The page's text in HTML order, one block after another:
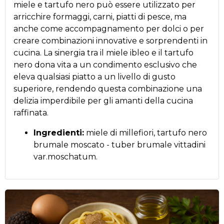
miele e tartufo nero può essere utilizzato per
arricchire formaggi, carni, piatti di pesce, ma
anche come accompagnamento per dolci o per
creare combinazioni innovative e sorprendenti in
cucina. La sinergia tra il miele ibleo e il tartufo
nero dona vita a un condimento esclusivo che
eleva qualsiasi piatto a un livello di gusto
superiore, rendendo questa combinazione una
delizia imperdibile per gli amanti della cucina
raffinata.
Ingredienti: miele di millefiori, tartufo nero
brumale moscato - tuber brumale vittadini
var.moschatum.